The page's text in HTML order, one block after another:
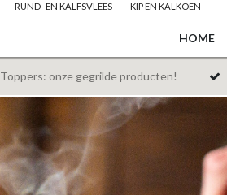
RUND- EN KALFSVLEES KIP EN KALKOEN
HOME
Toppers: onze gegrilde producten!